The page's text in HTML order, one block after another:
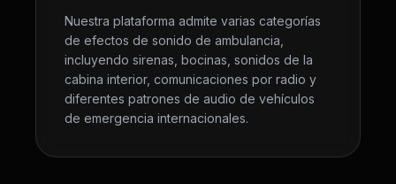
Nuestra plataforma admite varias categorías
de efectos de sonido de ambulancia,
incluyendo sirenas, bocinas, sonidos de la
cabina interior, comunicaciones por radio y
diferentes patrones de audio de vehículos
de emergencia internacionales.